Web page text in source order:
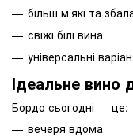
більш м’які та
свіжі білі вина
універсальні
Ідеальне вино
Бордо сьогодні — це:
вечеря вдома